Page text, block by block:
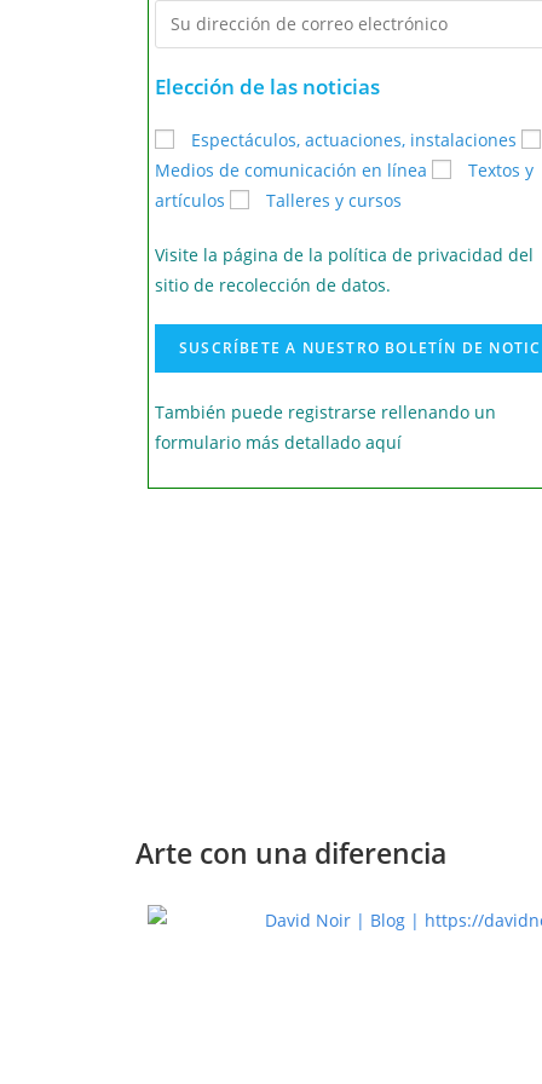
Elección de las noticias
Espectáculos, actuaciones, instalaciones
Medios de comunicación en línea
Textos y
artículos
Talleres y cursos
Visite la página de la política de privacidad del
sitio de recolección de datos.
También puede registrarse rellenando un
formulario más detallado aquí
Arte con una diferencia